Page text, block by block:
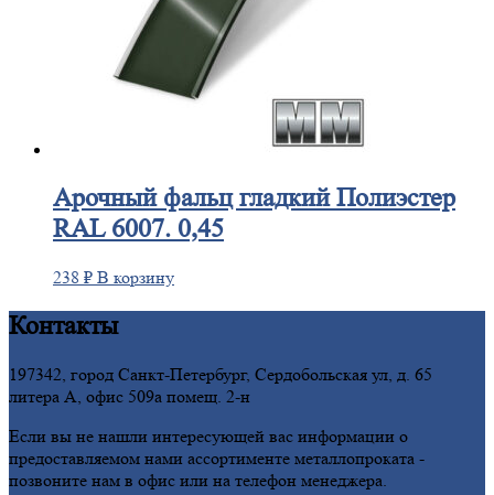
Арочныйфальц гладкий Полиэстер
RAL 6007. 0,45
238 ₽ В корзину
Контакты
197342, город Санкт-Петербург, Сердобольская ул, д. 65
литера А, офис 509а помещ. 2-н
Если вы не нашли интересующей вас информации о
предоставляемом нами ассортименте металлопроката -
позвоните нам в офис или на телефон менеджера.